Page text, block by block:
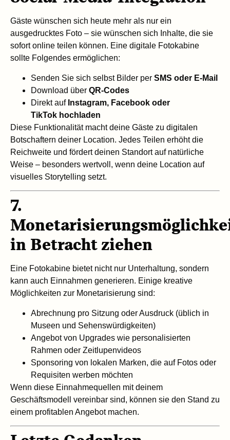
Gäste wünschen sich heute mehr als nur ein
ausgedrucktes Foto – sie wünschen sich Inhalte, die sie
sofort online teilen können. Eine digitale Fotokabine
sollte Folgendes ermöglichen:
Senden Sie sich selbst Bilder per SMS oder E-Mail
Download über QR-Codes
Direkt auf Instagram, Facebook oder
TikTok hochladen
Diese Funktionalität macht deine Gäste zu digitalen
Botschaftern deiner Location. Jedes Teilen erhöht die
Reichweite und fördert deinen Standort auf natürliche
Weise – besonders wertvoll, wenn deine Location auf
visuelles Storytelling setzt.
7.
in Betracht ziehen
Eine Fotokabine bietet nicht nur Unterhaltung, sondern
kann auch Einnahmen generieren. Einige kreative
Möglichkeiten zur Monetarisierung sind:
Abrechnung pro Sitzung oder Ausdruck (üblich in
Museen und Sehenswürdigkeiten)
Angebot von Upgrades wie personalisierten
Rahmen oder Zeitlupenvideos
Sponsoring von lokalen Marken, die auf Fotos oder
Requisiten werben möchten
Wenn diese Einnahmequellen mit deinem
Geschäftsmodell vereinbar sind, können sie den Stand zu
einem profitablen Angebot machen.